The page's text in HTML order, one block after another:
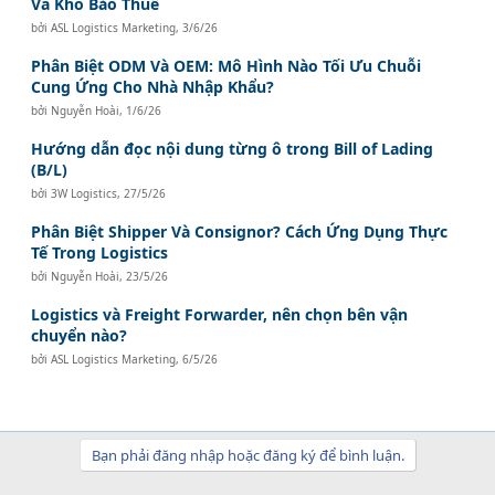
bởiASL Logistics Marketing,3/6/26
Phân Biệt ODM Và OEM: Mô Hình Nào Tối Ưu Chuỗi
Cung Ứng Cho Nhà Nhập Khẩu?
bởi Nguyễn Hoài, 1/6/26
Hướng dẫn đọc nội dung từng ô trong Bill of Lading
(B/L)
bởi3W Logistics,27/5/26
Phân Biệt Shipper Và Consignor? Cách Ứng Dụng Thực
Tế Trong Logistics
bởi Nguyễn Hoài,23/5/26
Logistics và Freight Forwarder, nên chọn bên vận
chuyển nào?
bởiASL Logistics Marketing,6/5/26
Bạn phải đăng nhập hoặc đăng ký để bình luận.